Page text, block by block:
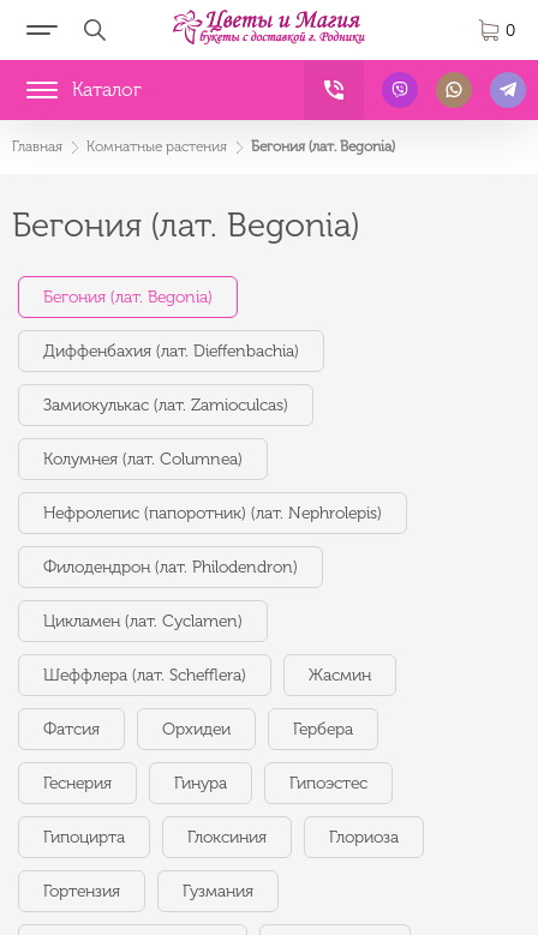
0
Каталог
Главная Комнатные растения Бегония (лат. Begonia)
Бегония (лат. Begonia)
Бегония (лат. Begonia)
Диффенбахия (лат. Dieffenbachia)
Замиокулькас (лат. Zamioculcas)
Колумнея (лат. Columnea)
Нефролепис (папоротник) (лат. Nephrolepis)
Филодендрон (лат. Philodendron)
Цикламен (лат. Cyclamen)
Шеффлера (лат. Schefflera) Жасмин
Фатсия Орхидеи Гербера
Геснерия Гинура Гипоэстес
Гипоцирта Глоксиния Глориоза
Гортензия Гузмания